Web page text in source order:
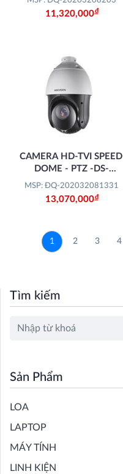
11,320,000Đ
CAMERA HD-TVI SPEED
DOME - PTZ -DS-
2AE4215TI-D
MSP: ĐQ-202032081331
13,070,000Đ
1 2 3 4
Tìm kiếm
Sản Phẩm
LOA
LAPTOP
MÁY TÍNH
LINH KIỆN